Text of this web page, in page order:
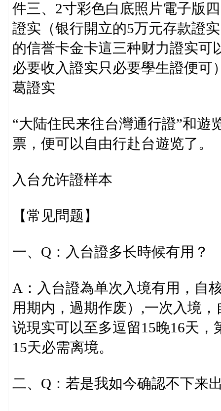
件三、2寸彩色白底照片電子版
證实（银行開立的5万元存款證
的信誉卡金卡這三种财力證实可
必要收入證实只必要學生證便可
葛證实
“大陆住民来往台灣通行證”和遊
票，便可以自由行赴台遊览了。
入台允许證样本
【常见問题】
一、Q：入台證多长時候有用？
A：入台證為单次入境有用，自
用期内，過期作废）,一次入境
说現实可以至多逗留15晚16天
15天必需离境。
二、Q：若是我如今确認不下来